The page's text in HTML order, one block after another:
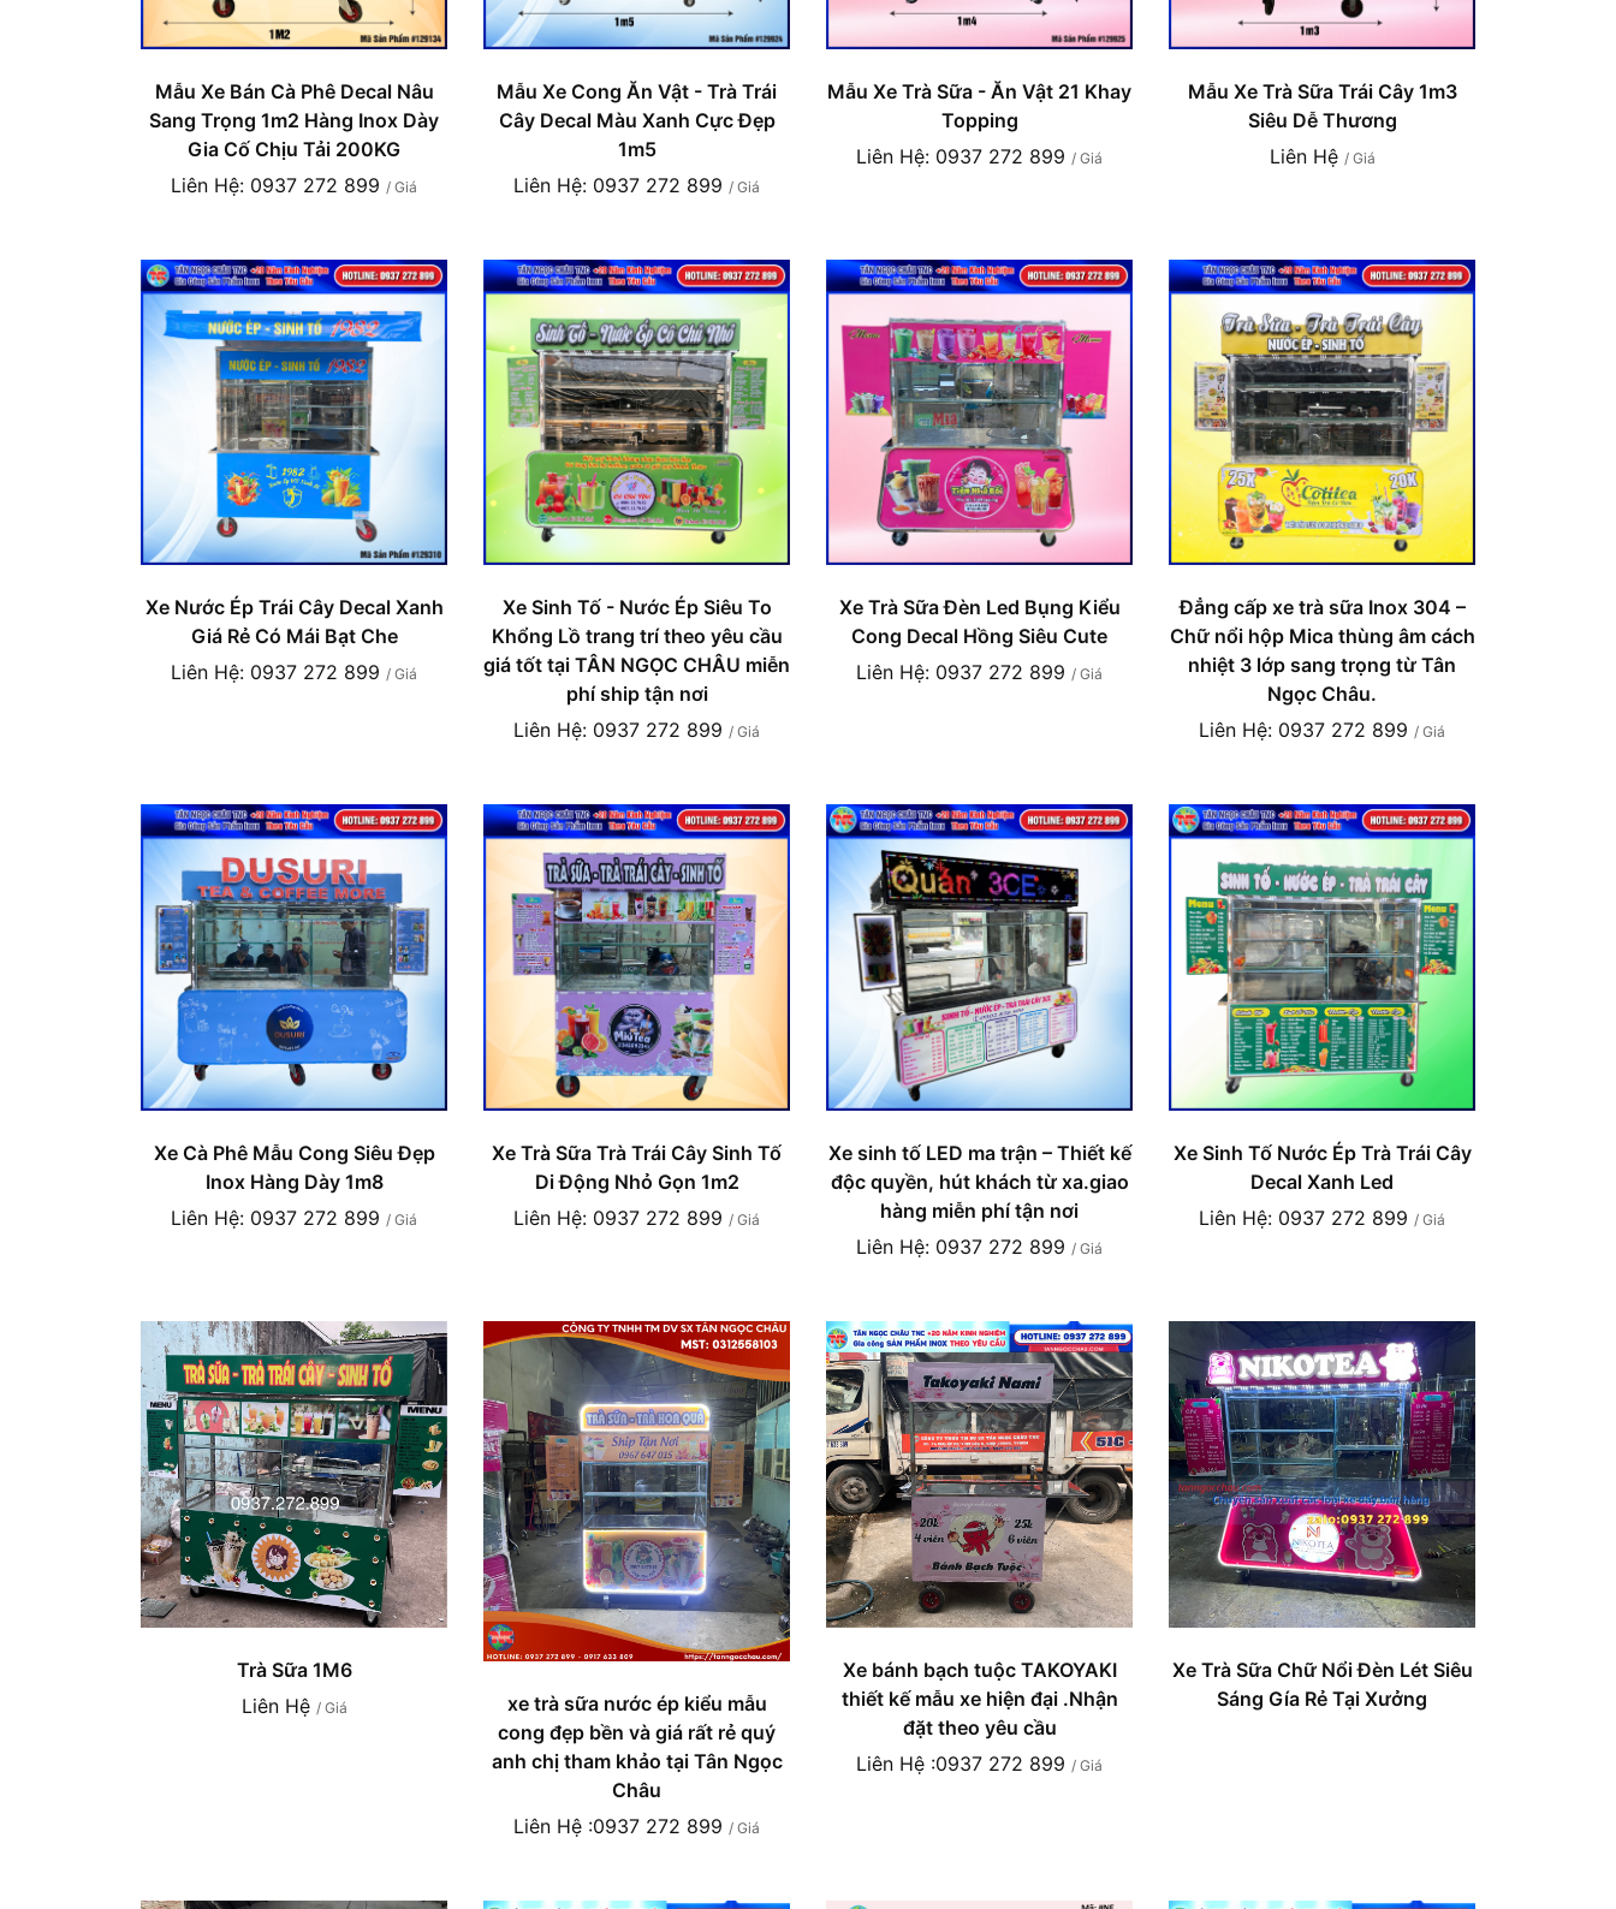
Mẫu Xe Bán Cà Phê Decal Nâu
Sang Trọng 1m2 Hàng Inox Dày
Gia Cố Chịu Tải 200KG
Liên Hệ: 0937 272 899 / Giá
Mẫu Xe Cong Ăn Vật - Trà Trái
Cây Decal Màu Xanh Cực Đẹp
1m5
Liên Hệ: 0937 272 899 / Giá
Mẫu Xe Trà Sữa - Ăn Vật 21 Khay
Topping
Liên Hệ: 0937 272 899 / Giá
Mẫu Xe Trà Sữa Trái Cây 1m3
Siêu Dễ Thương
Liên Hệ / Giá
Xe Nước Ép Trái Cây Decal Xanh
Giá Rẻ Có Mái Bạt Che
Liên Hệ: 0937 272 899 / Giá
Xe Sinh Tố - Nước Ép Siêu To
Khổng Lồ trang trí theo yêu cầu
giá tốt tại TÂN NGỌC CHÂU miễn
phí ship tận nơi
Liên Hệ: 0937 272 899 / Giá
Xe Trà Sữa Đèn Led Bụng Kiểu
Cong Decal Hồng Siêu Cute
Liên Hệ: 0937 272 899 / Giá
Đẳng cấp xe trà sữa Inox 304 –
Chữ nổi hộp Mica thùng âm cách
nhiệt 3 lớp sang trọng từ Tân
Ngọc Châu.
Liên Hệ: 0937 272 899 / Giá
Xe Cà Phê Mẫu Cong Siêu Đẹp
Inox Hàng Dày 1m8
Liên Hệ: 0937 272 899 / Giá
Xe Trà Sữa Trà Trái Cây Sinh Tố
Di Động Nhỏ Gọn 1m2
Liên Hệ: 0937 272 899 / Giá
Xe sinh tố LED ma trận – Thiết kế
độc quyền, hút khách từ xa.giao
hàng miễn phí tận nơi
Liên Hệ: 0937 272 899 / Giá
Xe Sinh Tố Nước Ép Trà Trái Cây
Decal Xanh Led
Liên Hệ: 0937 272 899 / Giá
Trà Sữa 1M6
Liên Hệ / Giá
xe trà sữa nước ép kiểu mẫu
cong đẹp bền và giá rất rẻ quý
anh chị tham khảo tại Tân Ngọc
Châu
Liên Hệ :0937 272 899 / Giá
Xe bánh bạch tuộc TAKOYAKI
thiết kế mẫu xe hiện đại .Nhận
đặt theo yêu cầu
Liên Hệ :0937 272 899 / Giá
Xe Trà Sữa Chữ Nổi Đèn Lét Siêu
Sáng Gía Rẻ Tại Xưởng